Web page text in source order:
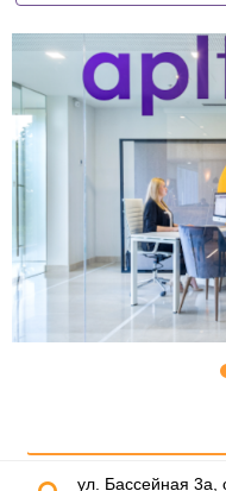
ул. Бассейная 3а,